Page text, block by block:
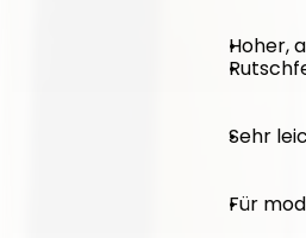
Hoher,
Sehr
Für